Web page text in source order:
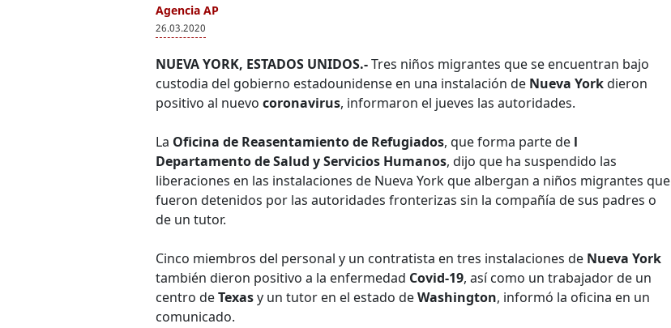
Agencia AP
26.03.2020
NUEVA YORK, ESTADOS UNIDOS.-Tres niños migrantes que se encuentran bajo
custodia del gobierno estadounidense en una instalación de Nueva Yorkdieron
positivo al nuevo coronavirus, informaron el jueves las autoridades.
La Oficina de Reasentamiento de Refugiados, que forma parte de l
Departamento de Salud y Servicios Humanos, dijo que ha suspendido las
liberaciones en las instalaciones de Nueva York que albergan a niños migrantes que
fueron detenidos por las autoridades fronterizas sin la compañía de sus padres o
de un tutor.
Cinco miembros del personal y un contratista en tres instalaciones de Nueva York
también dieron positivo a la enfermedad Covid-19, así como un trabajador de un
centro deTexasy un tutor en el estado deWashington, informó la oficina en un
comunicado.